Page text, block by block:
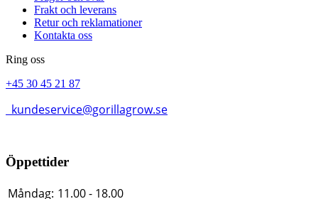
Frakt och leverans
Retur och reklamationer
Kontakta oss
Ring oss
+45 30 45 21 87
kundeservice@gorillagrow.se
Öppettider
Måndag: 11.00 - 18.00